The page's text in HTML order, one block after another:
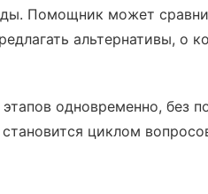
Помощник может
альтернативы, о
одновременно, без
циклом